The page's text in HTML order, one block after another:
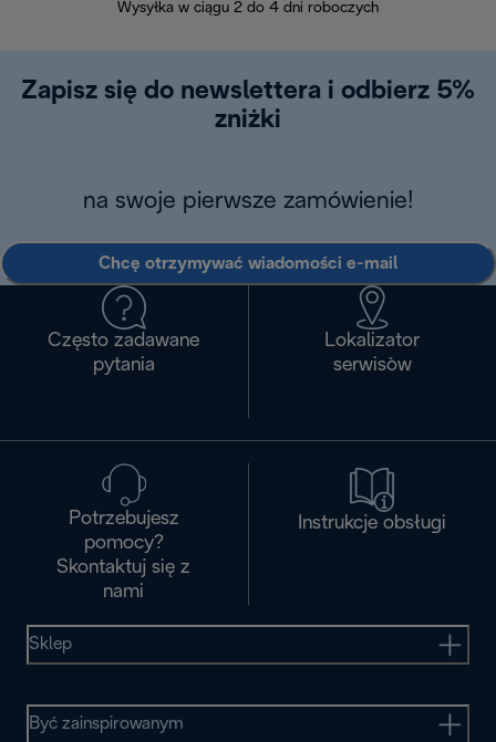
Wysyłka w ciągu 2 do 4 dni roboczych
Zapisz się do newslettera i odbierz 5%
zniżki
na swoje pierwsze zamówienie!
Chcę otrzymywać wiadomości e-mail
Często zadawane
pytania
Lokalizator
serwisòw
Potrzebujesz
pomocy?
Skontaktuj się z
nami
Instrukcje obsługi
Sklep
Być zainspirowanym